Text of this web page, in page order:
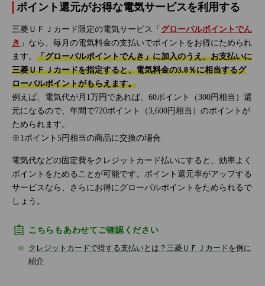
ポイント還元がお得な電気サービスを利用する
三菱ＵＦＪカード限定の電気サービス「 グローバルポイントでん
き 」なら、毎月の電気料金の支払いでポイントをお得にためられ
ます。 「グローバルポイントでんき」に加入のうえ、お支払いに
三菱ＵＦＪカードを指定すると、電気料金の3.0％に相当するグ
ローバルポイントがもらえます。
例えば、電気代が月1万円であれば、60ポイント（300円相当）還
元になるので、年間で720ポイント（3,600円相当）のポイントが
ためられます。
※1ポイント5円相当の商品に交換の場合
電気代などの固定費をクレジットカード払いにすると、効率よく
ポイントをためることが可能です。ポイント還元率がアップする
サービスなら、さらにお得にグローバルポイントをためられるで
しょう。
こちらもあわせてご確認ください
クレジットカードで得する支払いとは？三菱ＵＦＪカードを例に
紹介